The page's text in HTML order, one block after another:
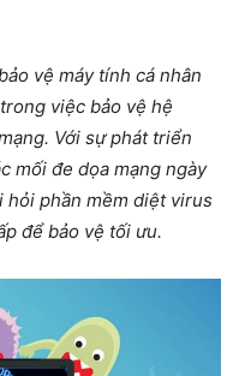
vệ máy tính cá nhân
việc bảo vệ hệ
Với sự phát triển
mối đe dọa mạng ngày
hỏi phần mềm diệt virus
để bảo vệ tối ưu.